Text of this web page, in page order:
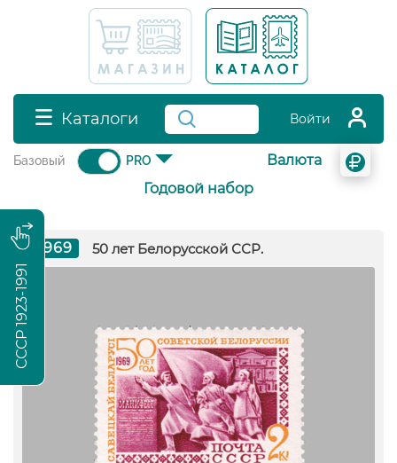
Каталоги Войти
Базовый PRO
Годовой набор
Валюта
1969 50 лет Белорусской ССР.
СССР 1923-1991